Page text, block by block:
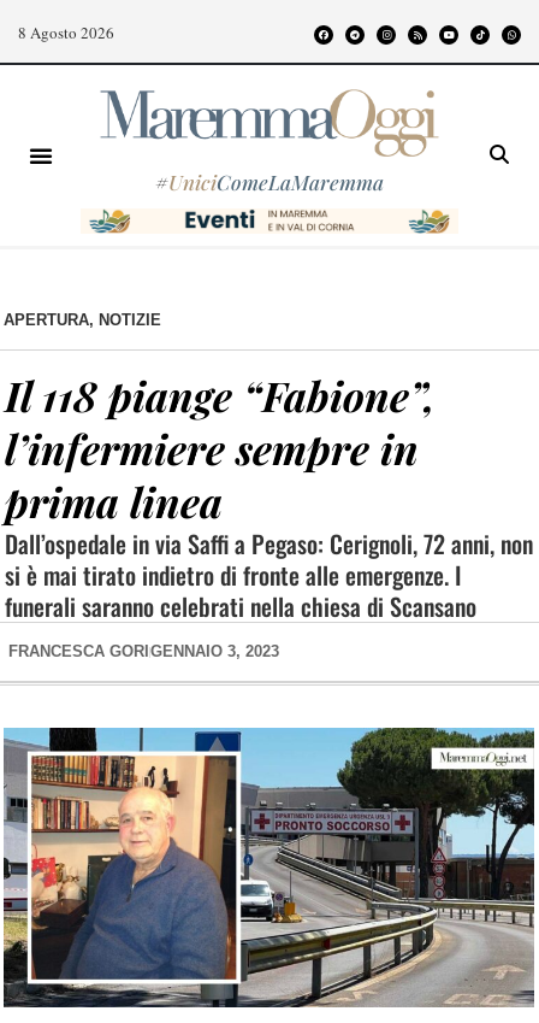
8 Agosto 2026
#UniciComeLaMaremma
APERTURA, NOTIZIE
Il 118 piange “Fabione”,
l’infermiere sempre in
prima linea
Dall’ospedale in via Saffi a Pegaso: Cerignoli, 72 anni, non
si è mai tirato indietro di fronte alle emergenze. I
funerali saranno celebrati nella chiesa di Scansano
FRANCESCA GORI GENNAIO 3, 2023